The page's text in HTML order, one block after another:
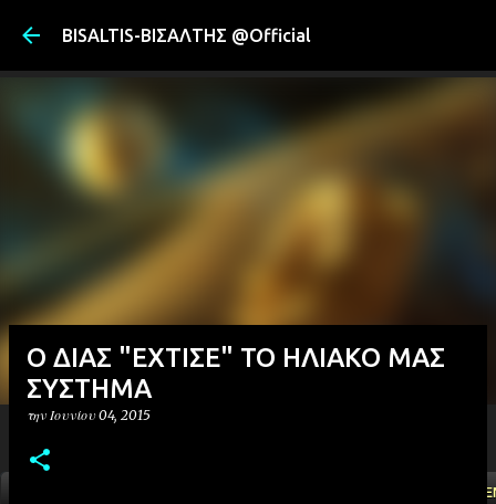
BISALTIS-ΒΙΣΑΛΤΗΣ @Official
Ο ΔΙΑΣ "ΕΧΤΙΣΕ" ΤΟ ΗΛΙΑΚΟ ΜΑΣ
ΣΥΣΤΗΜΑ
την Ιουνίου 04, 2015